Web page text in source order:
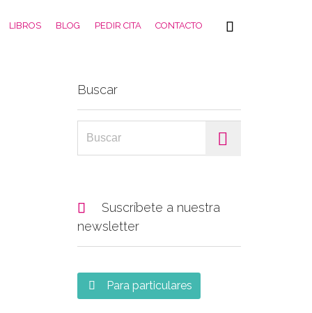
Skip
LIBROS BLOG PEDIR CITA CONTACTO 
Buscar

Suscríbete a nuestra
newsletter
 Para particulares